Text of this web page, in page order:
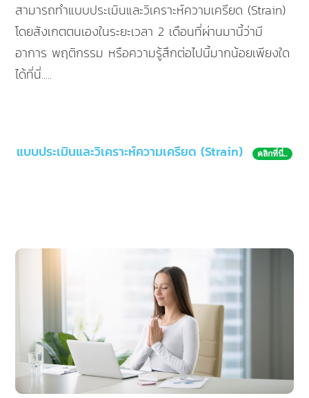
สามารถทำแบบประเมินและวิเคราะห์ความเครียด (Strain)
โดยสังเกตตนเองในระยะเวลา 2 เดือนที่ผ่านมานี้ว่ามี
อาการ พฤติกรรม หรือความรู้สึกต่อไปนี้มากน้อยเพียงใด
ได้ที่นี่.....
แบบประเมินและวิเคราะห์ความเครียด (Strain) คลิกที่นี่..